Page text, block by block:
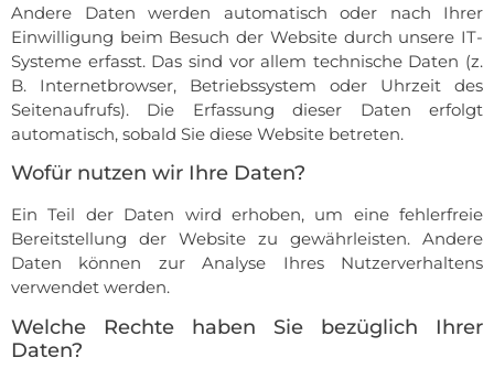
Andere Daten werden automatisch oder nach Ihrer
Einwilligung beim Besuch der Website durch unsere IT-
Systeme erfasst. Das sind vor allem technische Daten (z.
B. Internetbrowser, Betriebssystem oder Uhrzeit des
Seitenaufrufs). Die Erfassung dieser Daten erfolgt
automatisch, sobald Sie diese Website betreten.
Wofür nutzen wir Ihre Daten?
Ein Teil der Daten wird erhoben, um eine fehlerfreie
Bereitstellung der Website zu gewährleisten. Andere
Daten können zur Analyse Ihres Nutzerverhaltens
verwendet werden.
Welche Rechte haben Sie bezüglich Ihrer
Daten?